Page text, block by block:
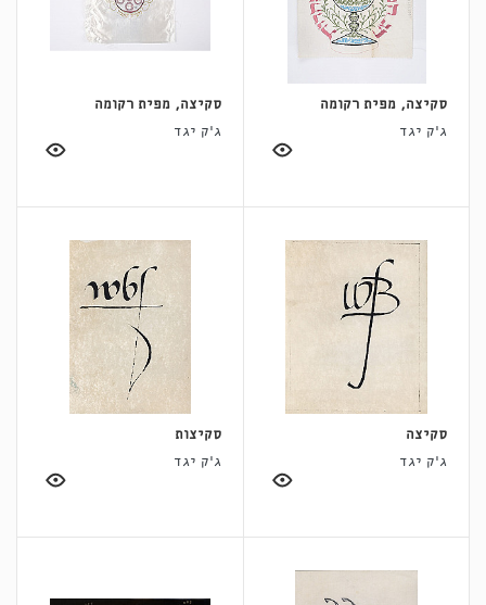
סקיצה, מפית רקומה
ג'ק יגד
סקיצה, מפית רקומה
ג'ק יגד
סקיצה
ג'ק יגד
סקיצות
ג'ק יגד